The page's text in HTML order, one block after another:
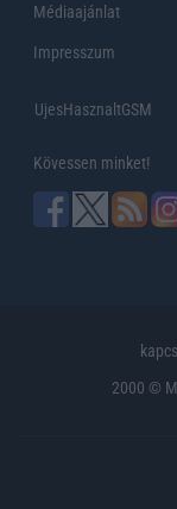
Médiaajánlat
Impresszum
UjesHasznaltGSM
Kövessen minket!
2000 ©